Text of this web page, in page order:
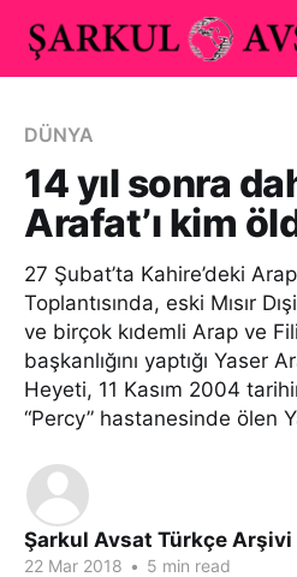
DÜNYA
14 yıl sonra
Arafat’ı kim
27 Şubat’ta Kahire’deki
Toplantısında, eski Mısır
ve birçok kıdemli Arap ve
başkanlığını yaptığı Yaser
Heyeti, 11 Kasım 2004
“Percy” hastanesinde ölen
Şarkul Avsat Türkçe Arşivi
22 Mar 2018 • 5 min read